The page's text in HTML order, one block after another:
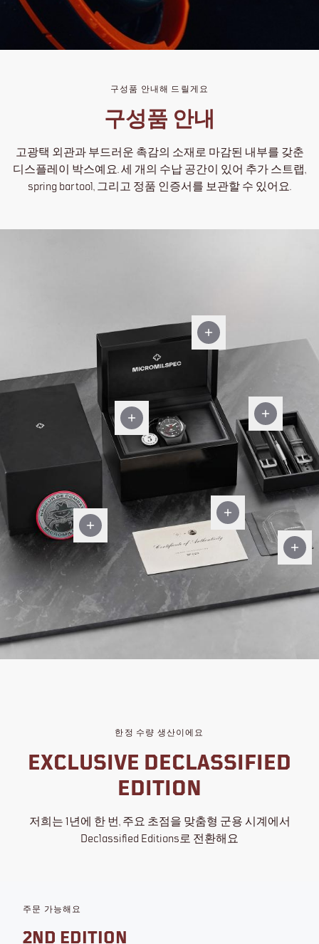
구성품 안내해 드릴게요
구성품 안내
고광택 외관과 부드러운 촉감의 소재로 마감된 내부를 갖춘
디스플레이 박스예요. 세 개의 수납 공간이 있어 추가 스트랩,
spring bar tool, 그리고 정품 인증서를 보관할 수 있어요.
프리
미엄
Fiber
Military
Patch
플레
이
박스
넉넉
한
수납
공간
보증
태그
Certificate
Of
Authenticity
한정 수량 생산이에요
EXCLUSIVE DECLASSIFIED
EDITION
저희는 1년에 한 번, 주요 초점을 맞춤형 군용 시계에서
Declassified Editions로 전환해요
주문 가능해요
2ND EDITION